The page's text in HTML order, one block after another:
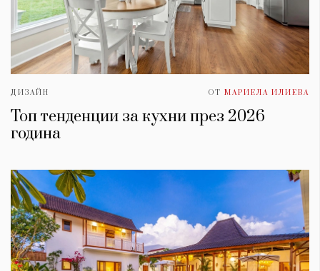
ДИЗАЙН ОТ МАРИЕЛА ИЛИЕВА
Топ тенденции за кухни през 2026
година